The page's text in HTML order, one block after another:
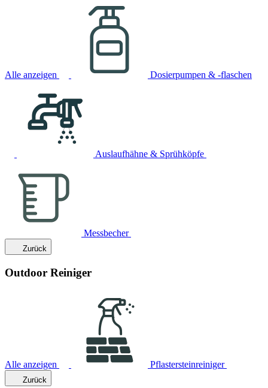
Alle anzeigen Dosierpumpen & -flaschen
Auslaufhähne & Sprühköpfe
Messbecher
Zurück
Outdoor Reiniger
Alle anzeigen Pflastersteinreiniger
Zurück